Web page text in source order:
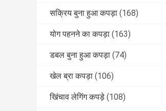
सक्रिय बुना हुआ कपड़ा (168)
योग पहनने का कपड़ा (163)
डबल बुना हुआ कपड़ा (74)
खेल ब्रा कपड़ा (106)
खिंचाव लेगिंग कपड़े (108)